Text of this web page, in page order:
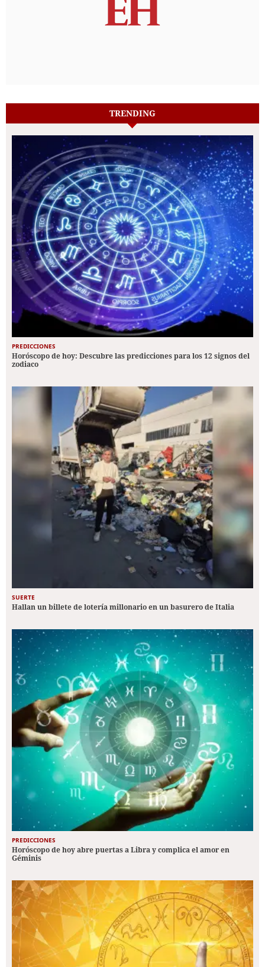
TRENDING
PREDICCIONES
Horóscopo de hoy: Descubre las predicciones para los 12 signos del
zodiaco
SUERTE
Hallan un billete de lotería millonario en un basurero de Italia
PREDICCIONES
Horóscopo de hoy abre puertas a Libra y complica el amor en
Géminis